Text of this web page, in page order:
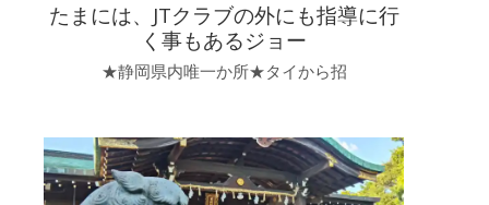
たまには、JTクラブの外にも指導に行
く事もあるジョー
★静岡県内唯一か所★タイから招